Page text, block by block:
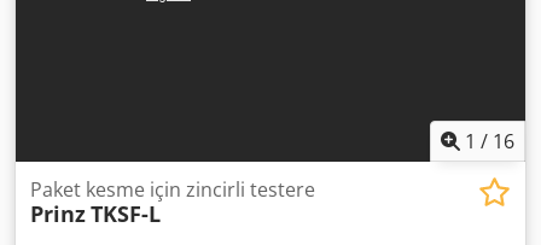
1 / 16
Paket kesme için zincirli testere
PrinzTKSF-L